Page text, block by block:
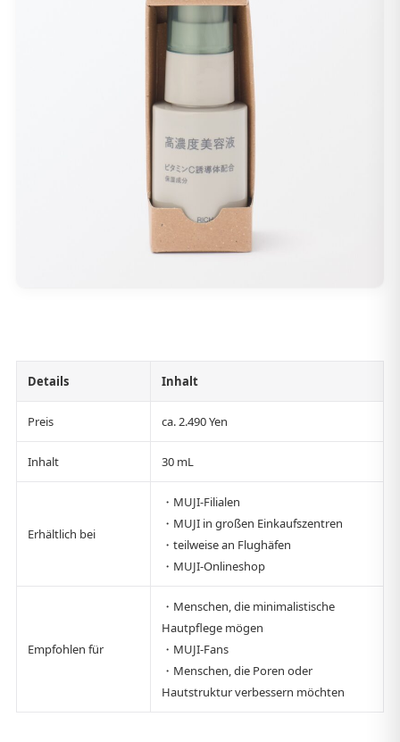
Details Inhalt
Preis ca. 2.490 Yen
Inhalt 30 mL
Erhältlich bei
・MUJI-Filialen
・MUJI in großen Einkaufszentren
・teilweise an Flughäfen
・MUJI-Onlineshop
Empfohlen für
・Menschen, die minimalistische
Hautpflege mögen
・MUJI-Fans
・Menschen, die Poren oder
Hautstruktur verbessern möchten